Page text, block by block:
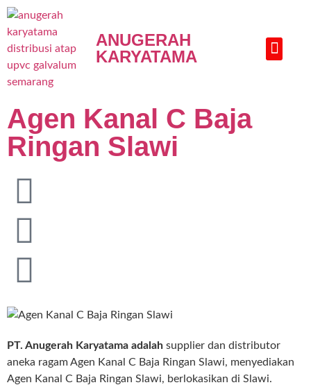
ANUGERAH
KARYATAMA
Agen Kanal C Baja
Ringan Slawi
PT. Anugerah Karyatama adalah supplier dan distributor
aneka ragam Agen Kanal C Baja Ringan Slawi, menyediakan
Agen Kanal C Baja Ringan Slawi, berlokasikan di Slawi.